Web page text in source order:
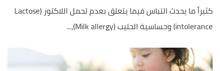
كثيراً ما يحدث التباس فيما يتعلق بعدم تحمل اللاكتوز (Lactose
intolerance) وحساسية الحليب (Milk allergy)،...